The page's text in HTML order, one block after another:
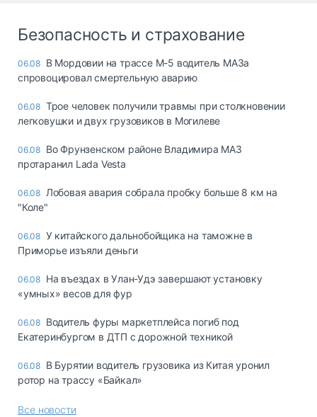
Безопасность и страхование
06.08 В Мордовии на трассе М-5 водитель МАЗа
спровоцировал смертельную аварию
06.08 Трое человек получили травмы при столкновении
легковушки и двух грузовиков в Могилеве
06.08 Во Фрунзенском районе Владимира МАЗ
протаранил Lada Vesta
06.08 Лобовая авария собрала пробку больше 8 км на
"Коле"
06.08 У китайского дальнобойщика на таможне в
Приморье изъяли деньги
06.08 Ha въeздax в Улaн-Удэ зaвepшaют ycтaнoвкy
«yмныx» вecoв для фyp
06.08 Водитель фуры маркетплейса погиб под
Екатеринбургом в ДТП с дорожной техникой
06.08 В Бурятии водитель грузовика из Китая уронил
ротор на трассу «Байкал»
Все новости